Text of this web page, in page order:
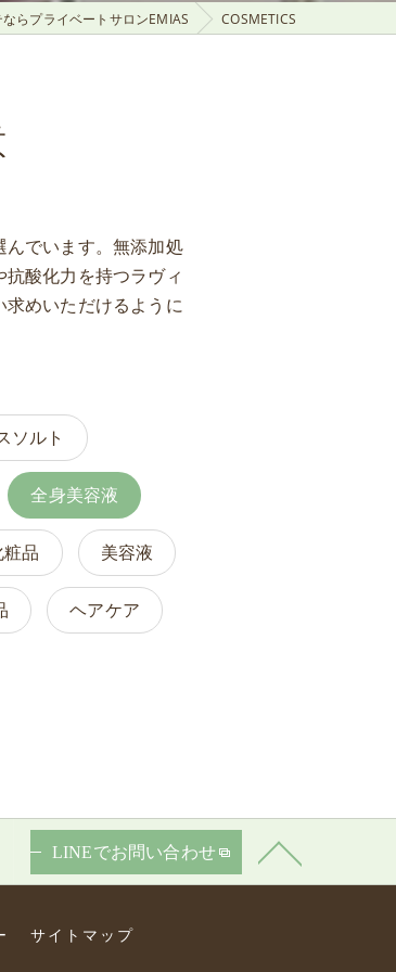
らプライベートサロンEMIAS COSMETICS
でいます。無添加処
酸化力を持つラヴィ
めいただけるように
ソルト
全身美容液
品 美容液
ヘアケア
LINEでお問い合わせ
サイトマップ